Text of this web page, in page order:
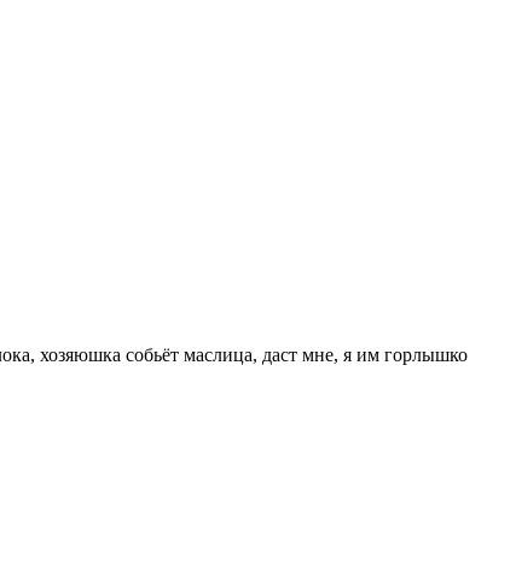
хозяюшка собьёт маслица, даст мне, я им горлышко